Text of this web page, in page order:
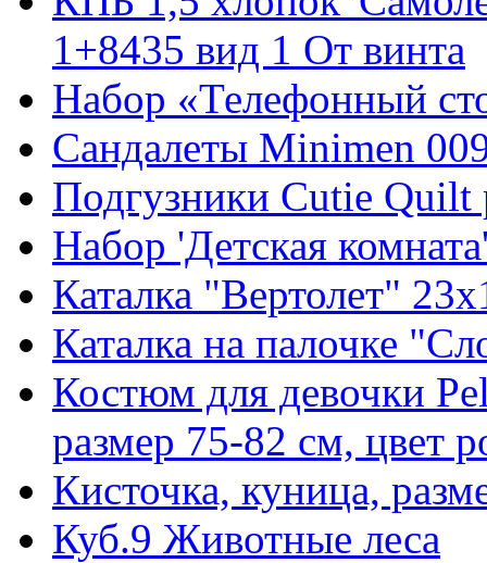
1+8435 вид 1 От винта
Набор «Телефонный
Сандалеты Minimen
Подгузники Cutie Quilt
Набор 'Детская
Каталка "Вертолет"
Каталка на палочке
Костюм для девочки
размер 75-82 см, цвет
Кисточка, куница,
Куб.9 Животные леса